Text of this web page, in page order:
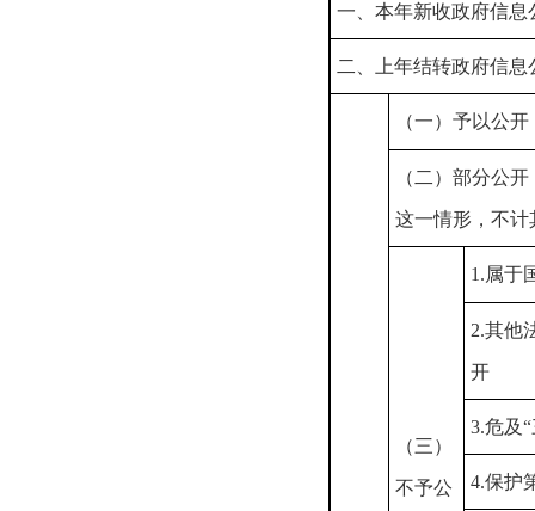
一、本年新收政府信息
二、上年结转政府信息
（一）予以公开
（二）部分公
这一情形，不计
（三）
不予公
1.属于
2.其他
开
3.危及
4.保护